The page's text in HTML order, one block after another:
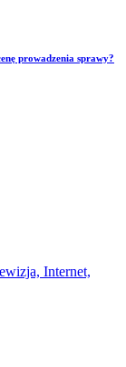
prowadzenia sprawy?
Internet,